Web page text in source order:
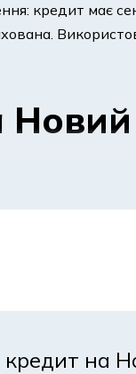
кредит має
період
на